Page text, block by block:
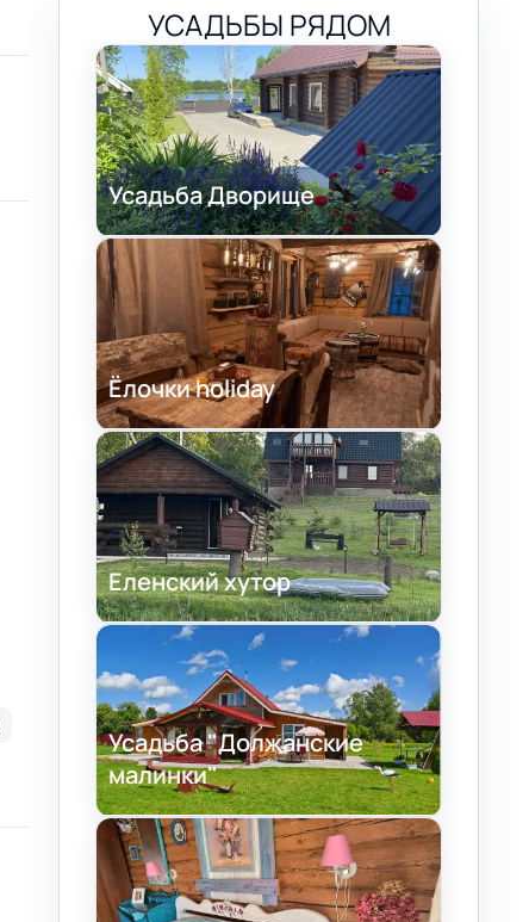
УСАДЬБЫ РЯДОМ
Усадьба Дворище
Ёлочки holiday
Еленский хутор
Усадьба "Должанские
малинки"